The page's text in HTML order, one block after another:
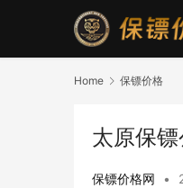
Home 保镖价格
太原保
保镖价格网 •